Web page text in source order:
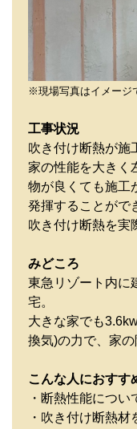
※現場写真はイメージ
工事状況
吹き付け断熱が施
家の性能を大きく
物が良くても施工
発揮することがで
吹き付け断熱を実
みどころ
東急リゾート内に
宅。
大きな家でも
換気)の力で、家の
こんな人におすす
・断熱性能につい
・吹き付け断熱